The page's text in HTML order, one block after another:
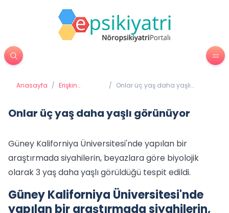
Anasayfa / Erişkin
/ Onlar üç yaş daha yaşlı
Onlar üç yaş daha yaşlı görünüyor
Güney Kaliforniya Üniversitesi'nde yapılan bir
araştırmada siyahilerin, beyazlara göre biyolojik
olarak 3 yaş daha yaşlı görüldüğü tespit edildi.
Güney Kaliforniya Üniversitesi'nde
yapılan bir araştırmada siyahilerin,